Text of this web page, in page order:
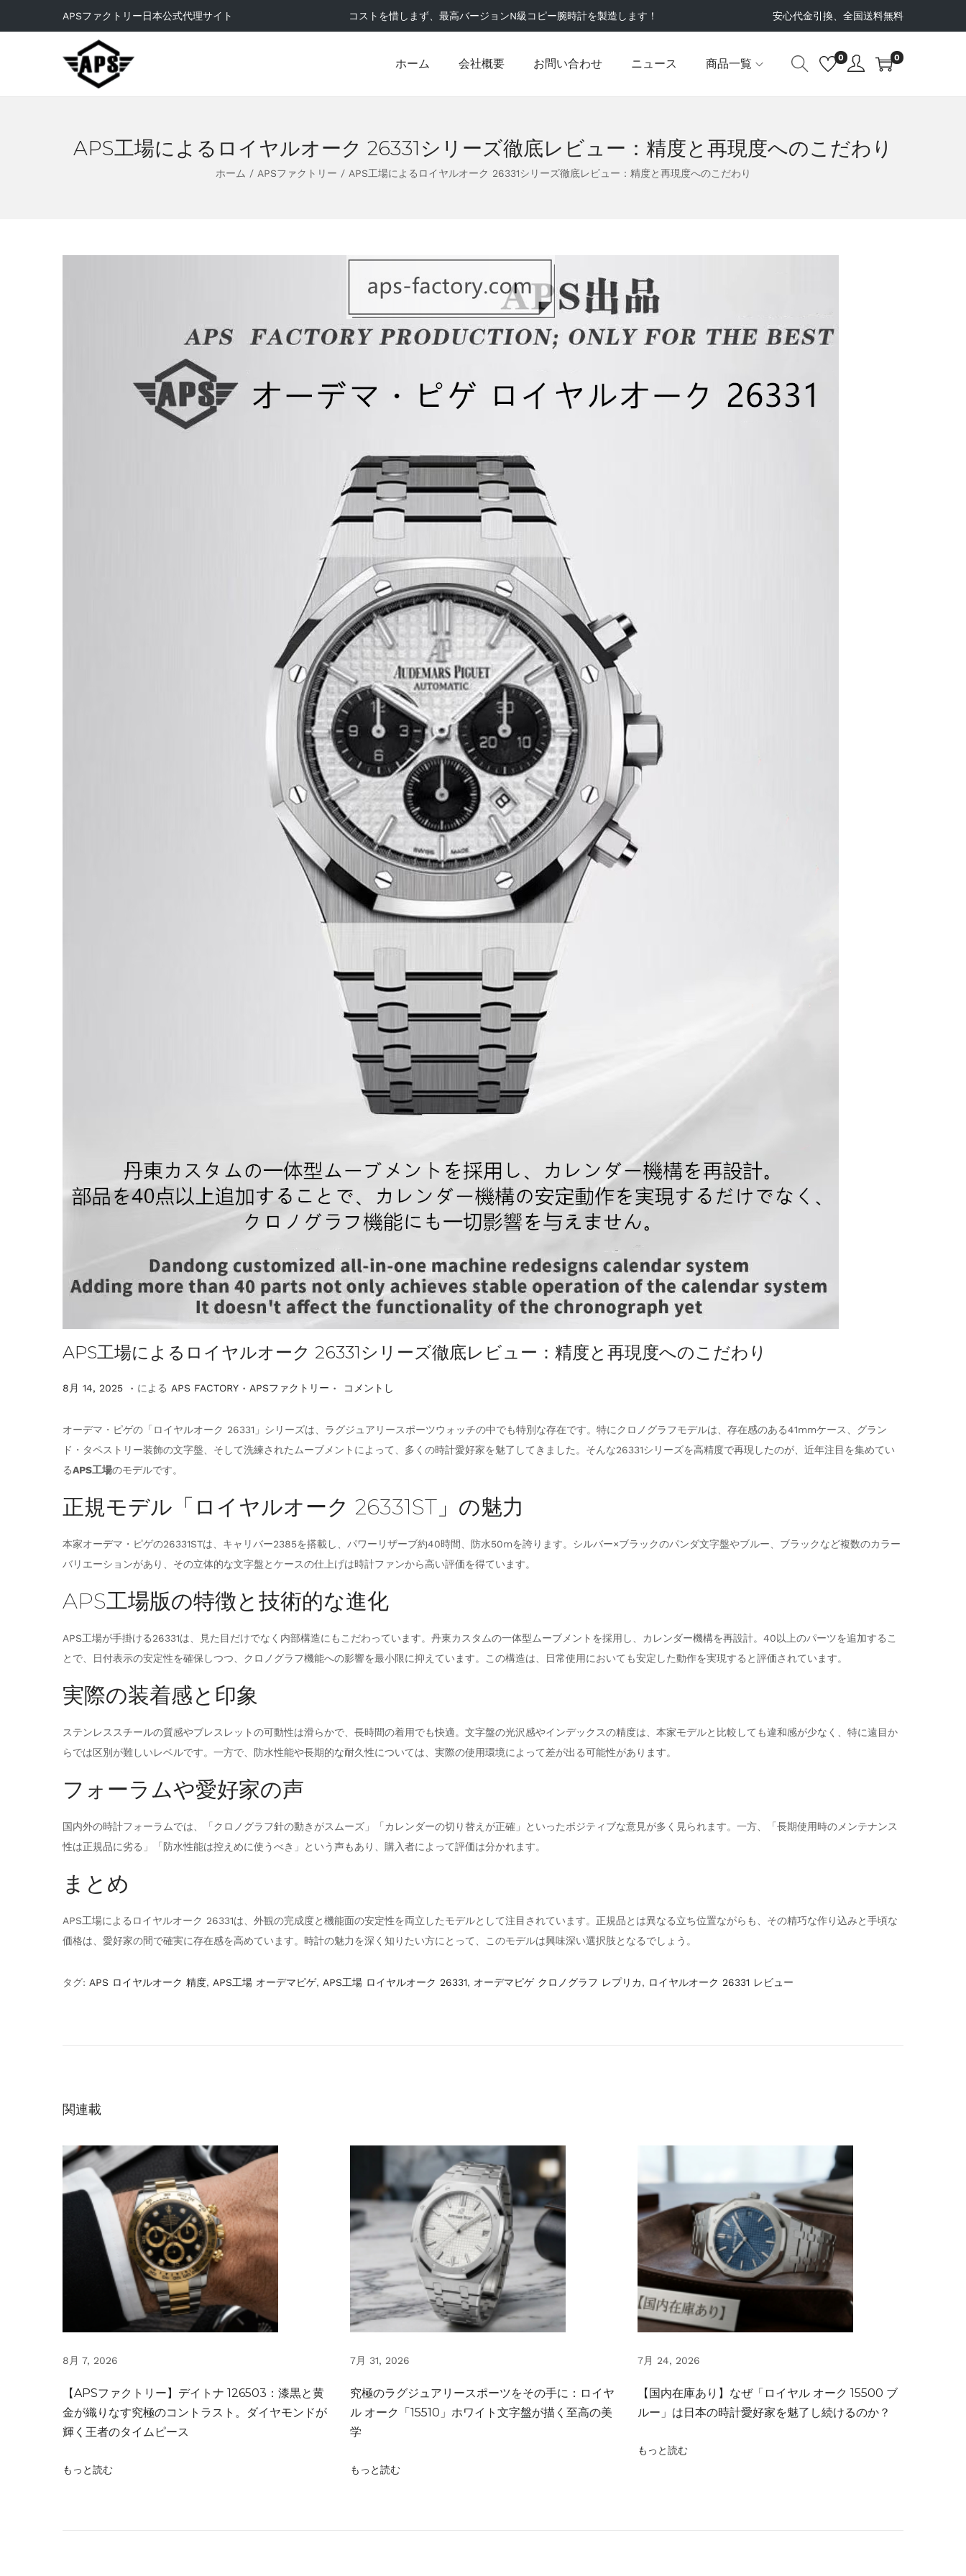
APSファクトリー日本公式代理サイト コストを惜しまず、最高バージョンN級コピー腕時計を製造します！ 安心代金引換、全国送料無料
ホーム 会社概要 お問い合わせ ニュース 商品一覧 0 0
APS工場によるロイヤルオーク 26331シリーズ徹底レビュー：精度と再現度へのこだわり
ホーム / APSファクトリー / APS工場によるロイヤルオーク 26331シリーズ徹底レビュー：精度と再現度へのこだわり
APS工場によるロイヤルオーク 26331シリーズ徹底レビュー：精度と再現度へのこだわり
掲
8月 14, 2025
8
1
4
,
0
5
. による APS FACTORY . 掲
APSファクトリー . コメントし
オーデマ・ピゲの「ロイヤルオーク 26331」シリーズは、ラグジュアリースポーツウォッチの中でも特別な存在です。特にクロノグラフモデルは、存在感のある41mmケース、グラン
ド・タペストリー装飾の文字盤、そして洗練されたムーブメントによって、多くの時計愛好家を魅了してきました。そんな26331シリーズを高精度で再現したのが、近年注目を集めてい
るAPS工場のモデルです。
正規モデル「ロイヤルオーク 26331ST」の魅力
本家オーデマ・ピゲの26331STは、キャリバー2385を搭載し、パワーリザーブ約40時間、防水50mを誇ります。シルバー×ブラックのパンダ文字盤やブルー、ブラックなど複数のカラー
バリエーションがあり、その立体的な文字盤とケースの仕上げは時計ファンから高い評価を得ています。
APS工場版の特徴と技術的な進化
APS工場が手掛ける26331は、見た目だけでなく内部構造にもこだわっています。丹東カスタムの一体型ムーブメントを採用し、カレンダー機構を再設計。40以上のパーツを追加するこ
とで、日付表示の安定性を確保しつつ、クロノグラフ機能への影響を最小限に抑えています。この構造は、日常使用においても安定した動作を実現すると評価されています。
実際の装着感と印象
ステンレススチールの質感やブレスレットの可動性は滑らかで、長時間の着用でも快適。文字盤の光沢感やインデックスの精度は、本家モデルと比較しても違和感が少なく、特に遠目か
らでは区別が難しいレベルです。一方で、防水性能や長期的な耐久性については、実際の使用環境によって差が出る可能性があります。
フォーラムや愛好家の声
国内外の時計フォーラムでは、「クロノグラフ針の動きがスムーズ」「カレンダーの切り替えが正確」といったポジティブな意見が多く見られます。一方、「長期使用時のメンテナンス
性は正規品に劣る」「防水性能は控えめに使うべき」という声もあり、購入者によって評価は分かれます。
まとめ
APS工場によるロイヤルオーク 26331は、外観の完成度と機能面の安定性を両立したモデルとして注目されています。正規品とは異なる立ち位置ながらも、その精巧な作り込みと手頃な
価格は、愛好家の間で確実に存在感を高めています。時計の魅力を深く知りたい方にとって、このモデルは興味深い選択肢となるでしょう。
タグ: APS ロイヤルオーク 精度, APS工場 オーデマピゲ, APS工場 ロイヤルオーク 26331, オーデマピゲ クロノグラフ レプリカ, ロイヤルオーク 26331 レビュー
ピ
レ
プ
｜
P
S
5
関連載
8月 7, 2026
【APSファクトリー】デイトナ 126503：漆黒と黄
金が織りなす究極のコントラスト。ダイヤモンドが
輝く王者のタイムピース
もっと読む
7月 31, 2026
究極のラグジュアリースポーツをその手に：ロイヤ
ル オーク「15510」ホワイト文字盤が描く至高の美
学
もっと読む
7月 24, 2026
【国内在庫あり】なぜ「ロイヤル オーク 15500 ブ
ルー」は日本の時計愛好家を魅了し続けるのか？
もっと読む